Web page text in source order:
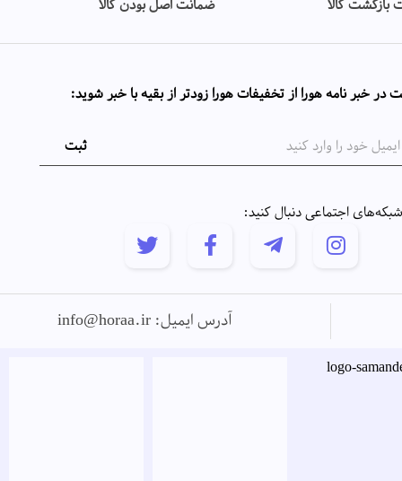
بازگشت کالا ضمانت اصل بودن کالا
در خبر نامه هورا از تخفیفات هورا زودتر از بقیه با خبر شوید:
اجتماعی دنبال کنید:
آدرس ایمیل: info@horaa.ir